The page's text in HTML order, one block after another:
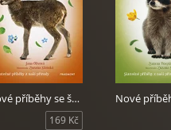
Nové příběhy se šťastným koncem - Opuštěný muflonek
169 Kč